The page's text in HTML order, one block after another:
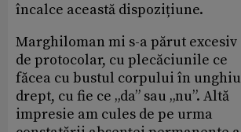
încalce această dispozițiune.
Marghiloman mi s-a părut excesiv
de protocolar, cu plecăciunile ce
făcea cu bustul corpului în unghiu
drept, cu fie ce „da” sau „nu”. Altă
impresie am cules de pe urma